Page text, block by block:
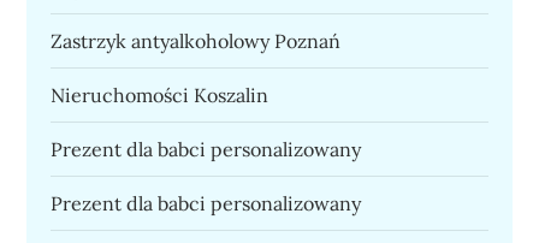
Zastrzyk antyalkoholowy Poznań
Nieruchomości Koszalin
Prezent dla babci personalizowany
Prezent dla babci personalizowany